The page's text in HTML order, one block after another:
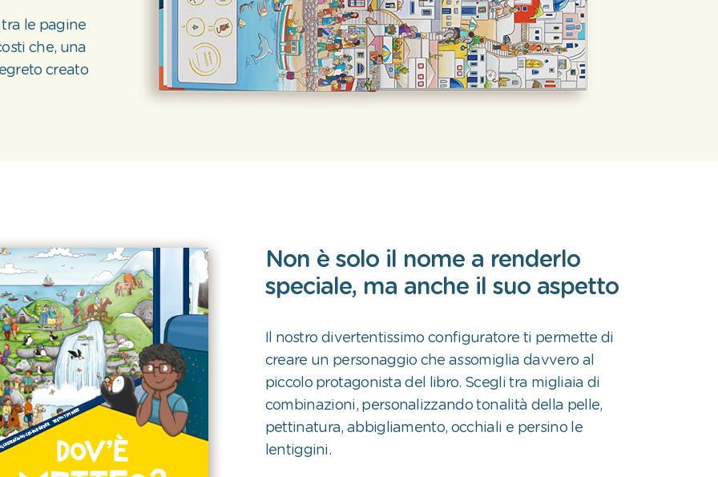
tra le pagine
che, una
creato
Non è solo il nome a renderlo
speciale, ma anche il suo aspetto
Il nostro divertentissimo configuratore ti permette di
creare un personaggio che assomiglia davvero al
piccolo protagonista del libro. Scegli tra migliaia di
combinazioni, personalizzando tonalità della pelle,
pettinatura, abbigliamento, occhiali e persino le
lentiggini.